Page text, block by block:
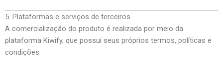
5. Plataformas e serviços de terceiros
A comercialização do produto é realizada por meio da
plataforma Kiwify, que possui seus próprios termos, políticas e
condições.